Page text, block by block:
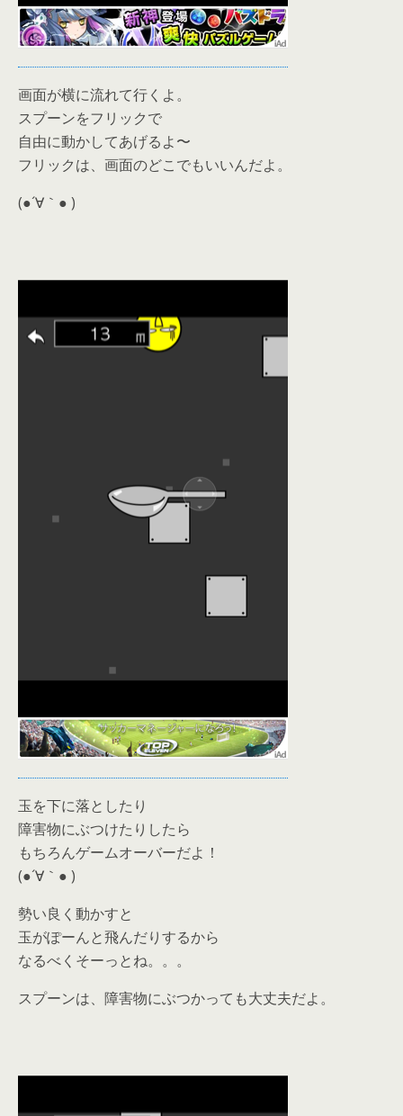
画面が横に流れて行くよ。
スプーンをフリックで
自由に動かしてあげるよ〜
フリックは、画面のどこでもいいんだよ。
(●´∀｀● )
玉を下に落としたり
障害物にぶつけたりしたら
もちろんゲームオーバーだよ！
(●´∀｀● )
勢い良く動かすと
玉がぽーんと飛んだりするから
なるべくそーっとね。。。
スプーンは、障害物にぶつかっても大丈夫だよ。